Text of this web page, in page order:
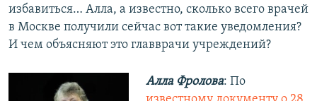
избавиться… Алла, а известно, сколько всего врачей
в Москве получили сейчас вот такие уведомления?
И чем объясняют это главврачи учреждений?
Алла Фролова: По